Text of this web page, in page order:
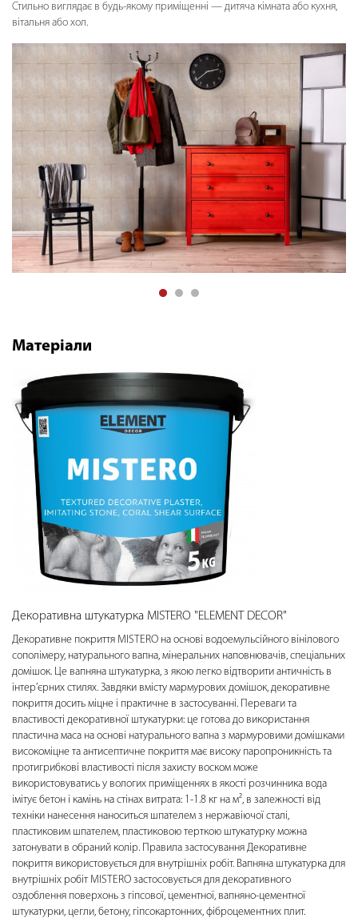
Стильно виглядає в будь-якому приміщенні — дитяча кімната або кухня,
вітальня або хол.
Матеріали
Декоративна штукатурка MISTERO "ELEMENT DECOR"
Декоративне покриття MISTERO на основі водоемульсійного вінілового
сополімеру, натурального вапна, мінеральних наповнювачів, спеціальних
домішок. Це вапняна штукатурка, з якою легко відтворити античність в
інтер’єрних стилях. Завдяки вмісту мармурових домішок, декоративне
покриття досить міцне і практичне в застосуванні. Переваги та
властивості декоративної штукатурки: це готова до використання
пластична маса на основі натурального вапна з мармуровими домішками
високоміцне та антисептичне покриття має високу паропроникність та
протигрибкові властивості після захисту воском може
використовуватись у вологих приміщеннях в якості розчинника вода
імітує бетон і камінь на стінах витрата: 1-1.8 кг на м², в залежності від
техніки нанесення наноситься шпателем з нержавіючої сталі,
пластиковим шпателем, пластиковою терткою штукатурку можна
затонувати в обраний колір. Правила застосування Декоративне
покриття використовується для внутрішніх робіт. Вапняна штукатурка для
внутрішніх робіт MISTERO застосовується для декоративного
оздоблення поверхонь з гіпсової, цементної, вапняно-цементної
штукатурки, цегли, бетону, гіпсокартонних, фіброцементних плит.